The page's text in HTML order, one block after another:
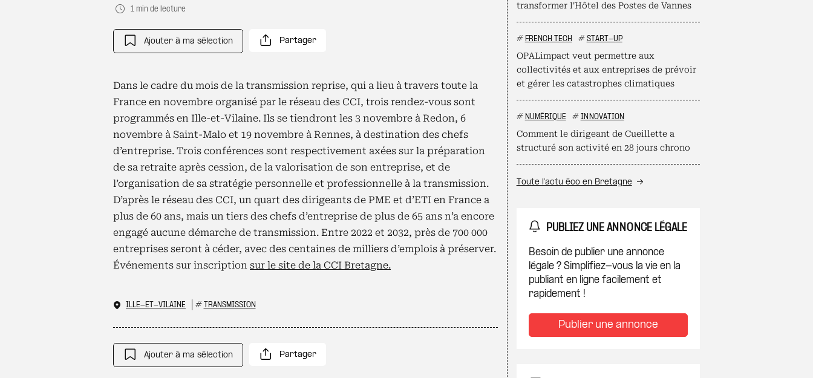
1 min de lecture
Ajouter à ma sélection Partager
Dans le cadre du mois de la transmission reprise, qui a lieu à travers toute la
France en novembre organisé par le réseau des CCI, trois rendez-vous sont
programmés en Ille-et-Vilaine. Ils se tiendront les 3 novembre à Redon, 6
novembre à Saint-Malo et 19 novembre à Rennes, à destination des chefs
d’entreprise. Trois conférences sont respectivement axées sur la préparation
de sa retraite après cession, de la valorisation de son entreprise, et de
l’organisation de sa stratégie personnelle et professionnelle à la transmission.
D’après le réseau des CCI, un quart des dirigeants de PME et d’ETI en France a
plus de 60 ans, mais un tiers des chefs d’entreprise de plus de 65 ans n’a encore
engagé aucune démarche de transmission. Entre 2022 et 2032, près de 700 000
entreprises seront à céder, avec des centaines de milliers d’emplois à préserver.
Événements sur inscription sur le site de la CCI Bretagne.
ILLE-ET-VILAINE # TRANSMISSION
Ajouter à ma sélection Partager
transformer l'Hôtel des Postes de Vannes
# FRENCH TECH # START-UP
OPALimpact veut permettre aux
collectivités et aux entreprises de prévoir
et gérer les catastrophes climatiques
# NUMÉRIQUE # INNOVATION
Comment le dirigeant de Cueillette a
structuré son activité en 28 jours chrono
Toute l’actu éco en Bretagne
PUBLIEZ UNE ANNONCE LÉGALE
Besoin de publier une annonce
légale ? Simplifiez-vous la vie en la
publiant en ligne facilement et
rapidement !
Publier une annonce